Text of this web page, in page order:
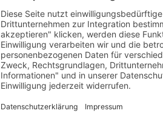
-
Vellmar
| Produziert: Yvo Scharf,